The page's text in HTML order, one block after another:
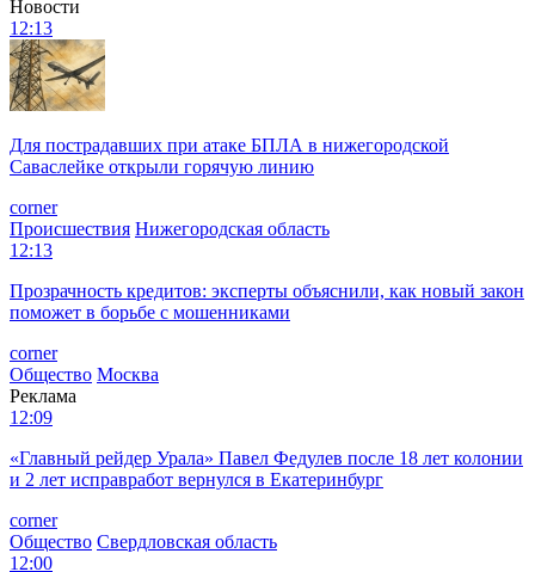
Новости
12:13
Для пострадавших при атаке БПЛА в нижегородской
Саваслейке открыли горячую линию
corner
Происшествия Нижегородская область
12:13
Прозрачность кредитов: эксперты объяснили, как новый закон
поможет в борьбе с мошенниками
corner
Общество Москва
Реклама
12:09
«Главный рейдер Урала» Павел Федулев после 18 лет колонии
и 2 лет исправработ вернулся в Екатеринбург
corner
Общество Свердловская область
12:00